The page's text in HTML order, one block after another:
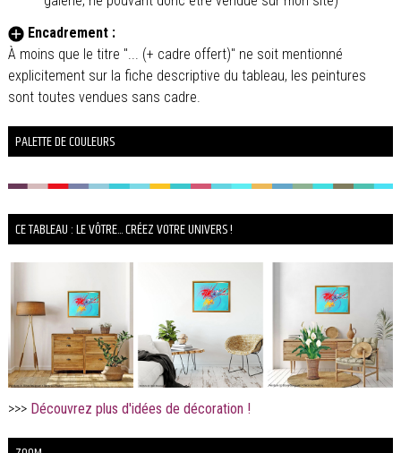
Encadrement :
À moins que le titre "... (+ cadre offert)" ne soit mentionné
explicitement sur la fiche descriptive du tableau, les peintures
sont toutes vendues sans cadre.
PALETTE DE COULEURS
CE TABLEAU : LE VÔTRE... CRÉEZ VOTRE UNIVERS !
>>> Découvrez plus d'idées de décoration !